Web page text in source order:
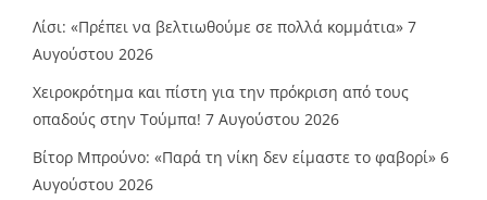
Λίσι: «Πρέπει να βελτιωθούμε σε πολλά κομμάτια» 7
Αυγούστου 2026
Χειροκρότημα και πίστη για την πρόκριση από τους
οπαδούς στην Τούμπα! 7 Αυγούστου 2026
Βίτορ Μπρούνο: «Παρά τη νίκη δεν είμαστε το φαβορί» 6
Αυγούστου 2026